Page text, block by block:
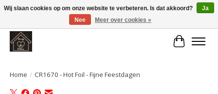
Large selection of products and fast shipping!
Home / CR1670 - Hot Foil - Fijne Feestdagen
Wij slaan cookies op om onze website te verbeteren. Is dat akkoord?
Ja
Nee
Meer over cookies »